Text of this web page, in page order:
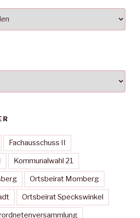
Fachausschuss II
Kommunalwahl 21
Ortsbeirat Momberg
Ortsbeirat Speckswinkel